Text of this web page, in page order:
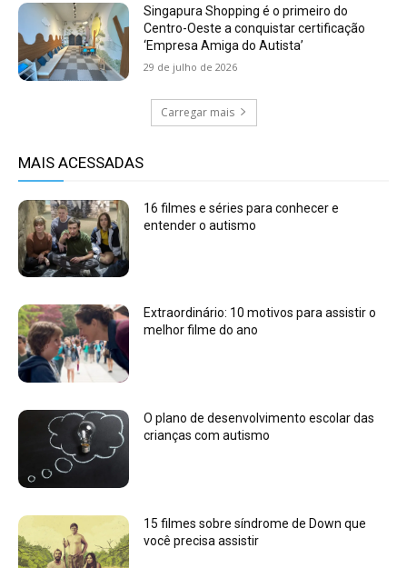
Singapura Shopping é o primeiro do
Centro-Oeste a conquistar certificação
‘Empresa Amiga do Autista’
29 de julho de 2026
Carregar mais
MAIS ACESSADAS
16 filmes e séries para conhecer e
entender o autismo
Extraordinário: 10 motivos para assistir o
melhor filme do ano
O plano de desenvolvimento escolar das
crianças com autismo
15 filmes sobre síndrome de Down que
você precisa assistir